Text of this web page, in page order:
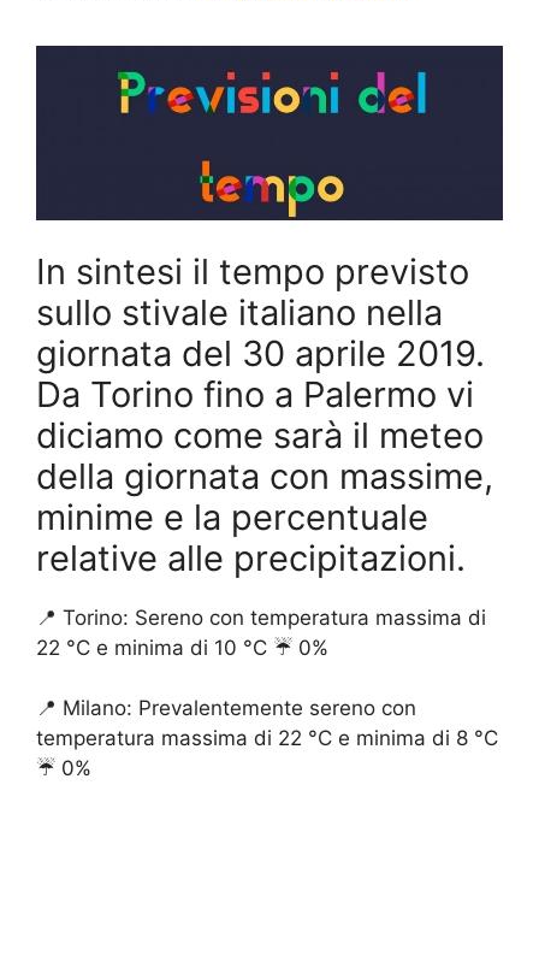
In sintesi il tempo previsto
sullo stivale italiano nella
giornata del 30 aprile 2019.
Da Torino fino a Palermo vi
diciamo come sarà il meteo
della giornata con massime,
minime e la percentuale
relative alle precipitazioni.
📍 Torino: Sereno con temperatura massima di
22 °C e minima di 10 °C ☔️ 0%
📍 Milano: Prevalentemente sereno con
temperatura massima di 22 °C e minima di 8 °C
☔️ 0%